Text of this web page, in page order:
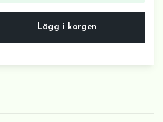
Lägg i korgen